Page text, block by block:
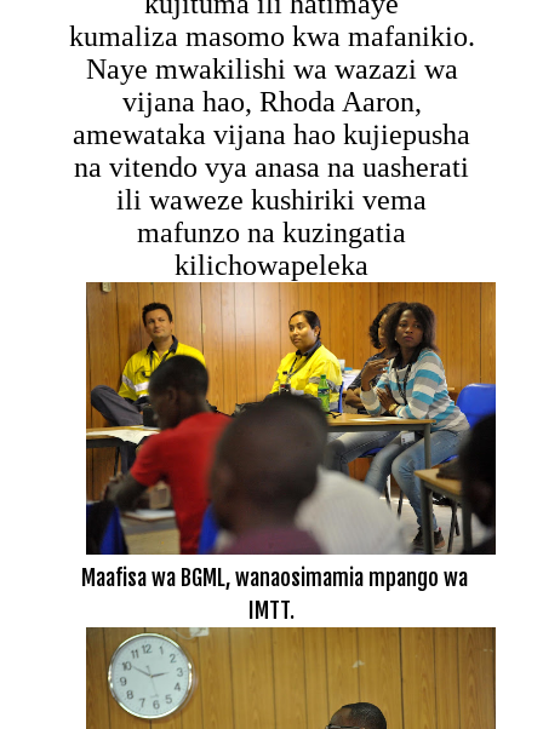
kumaliza masomo kwa mafanikio.
Naye mwakilishi wa wazazi wa
vijana hao, Rhoda Aaron,
amewataka vijana hao kujiepusha
na vitendo vya anasa na uasherati
ili waweze kushiriki vema
mafunzo na kuzingatia
kilichowapeleka
Maafisa wa BGML, wanaosimamia mpango wa
IMTT.